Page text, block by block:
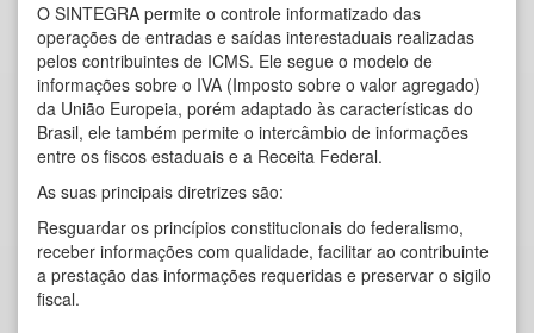
O SINTEGRA permite o controle informatizado das
operações de entradas e saídas interestaduais realizadas
pelos contribuintes de ICMS. Ele segue o modelo de
informações sobre o IVA (Imposto sobre o valor agregado)
da União Europeia, porém adaptado às características do
Brasil, ele também permite o intercâmbio de informações
entre os fiscos estaduais e a Receita Federal.
As suas principais diretrizes são:
Resguardar os princípios constitucionais do federalismo,
receber informações com qualidade, facilitar ao contribuinte
a prestação das informações requeridas e preservar o sigilo
fiscal.